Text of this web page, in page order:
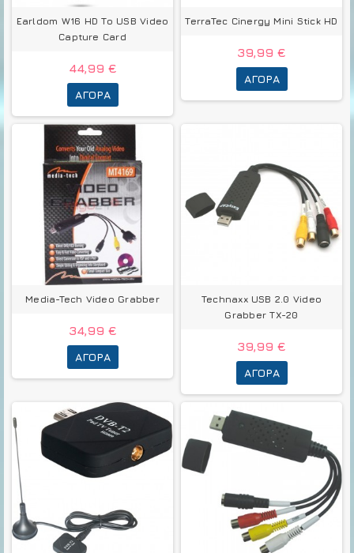
Earldom W16 HD To USB Video
Capture Card
44,99 €
ΑΓΟΡΆ
TerraTec Cinergy Mini Stick HD
39,99 €
ΑΓΟΡΆ
Media-Tech Video Grabber
34,99 €
ΑΓΟΡΆ
Technaxx USB 2.0 Video
Grabber TX-20
39,99 €
ΑΓΟΡΆ